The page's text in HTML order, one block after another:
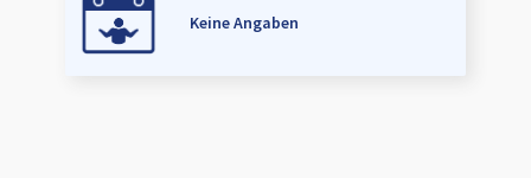
Keine Angaben